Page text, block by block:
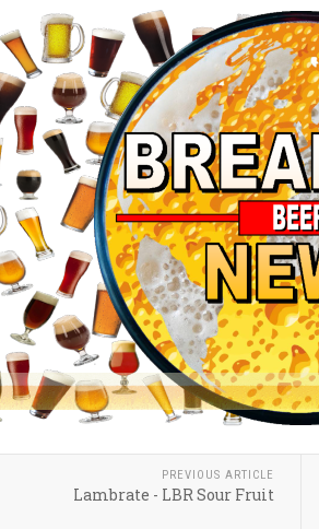
PREVIOUS ARTICLE
Lambrate - LBR Sour Fruit